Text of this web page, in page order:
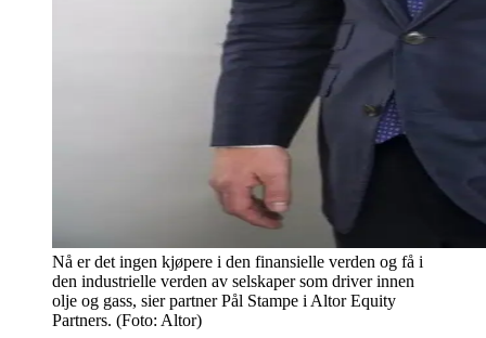
Nå er det ingen kjøpere i den finansielle verden og få i
den industrielle verden av selskaper som driver innen
olje og gass, sier partner Pål Stampe i Altor Equity
Partners. (Foto: Altor)